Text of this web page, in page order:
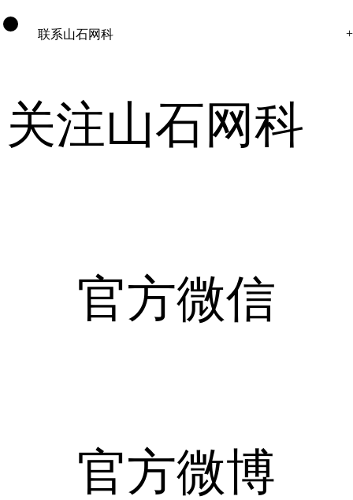
联系山石网科
关注山石网科
官方微信
官方微博